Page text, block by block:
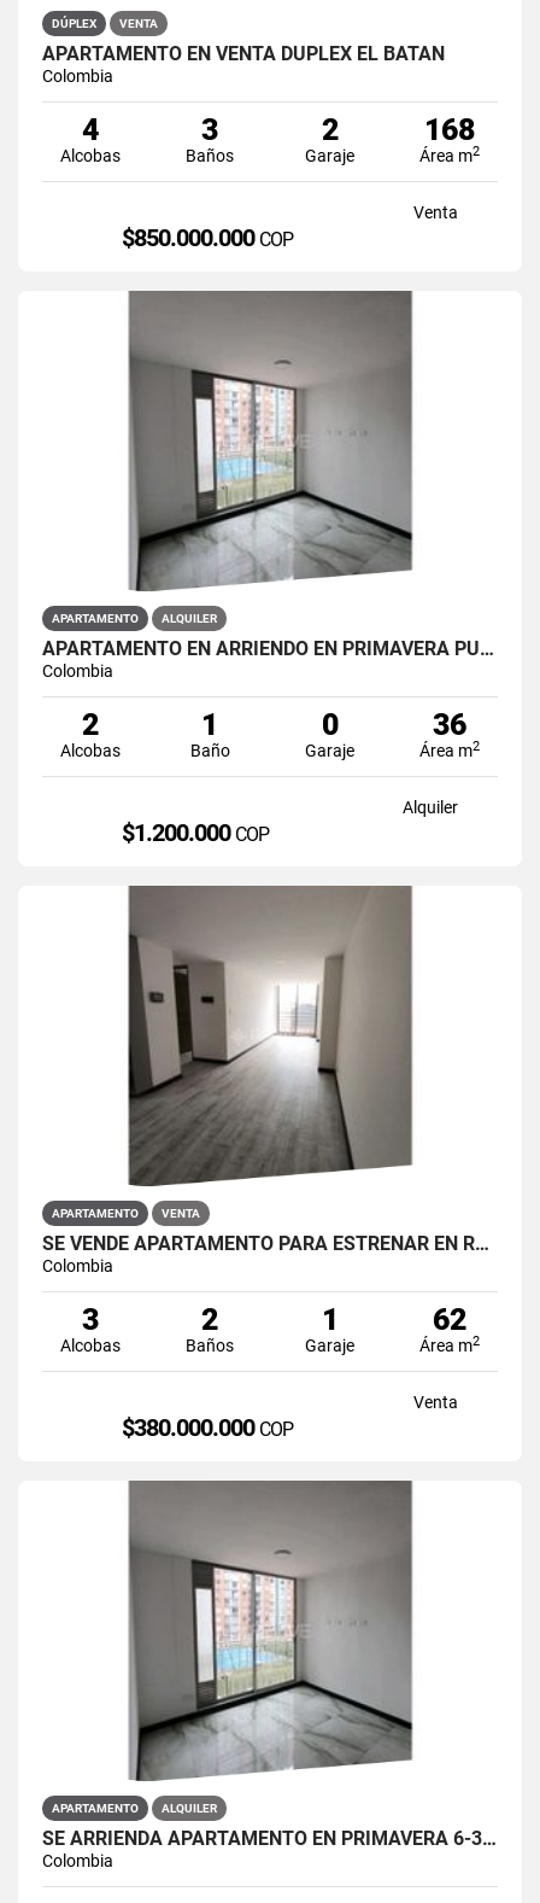
DÚPLEX VENTA
APARTAMENTO EN VENTA DÚPLEX EL BATÁN
Colombia
4
Alcobas
3
Baños
2
Garaje
168
Área m2
Venta
$850.000.000 COP
APARTAMENTO ALQUILER
APARTAMENTO EN ARRIENDO EN PRIMAVERA PUENTE ARANDA PRIMAVERA 6-39 ET 2
Colombia
2
Alcobas
1
Baño
0
Garaje
36
Área m2
Alquiler
$1.200.000 COP
APARTAMENTO VENTA
SE VENDE APARTAMENTO PARA ESTRENAR EN RESTREPO ANTONIO NARIÑO
Colombia
3
Alcobas
2
Baños
1
Garaje
62
Área m2
Venta
$380.000.000 COP
APARTAMENTO ALQUILER
SE ARRIENDA APARTAMENTO EN PRIMAVERA 6-39 ET 2 PISO 3 PARS ESTRENAR
Colombia